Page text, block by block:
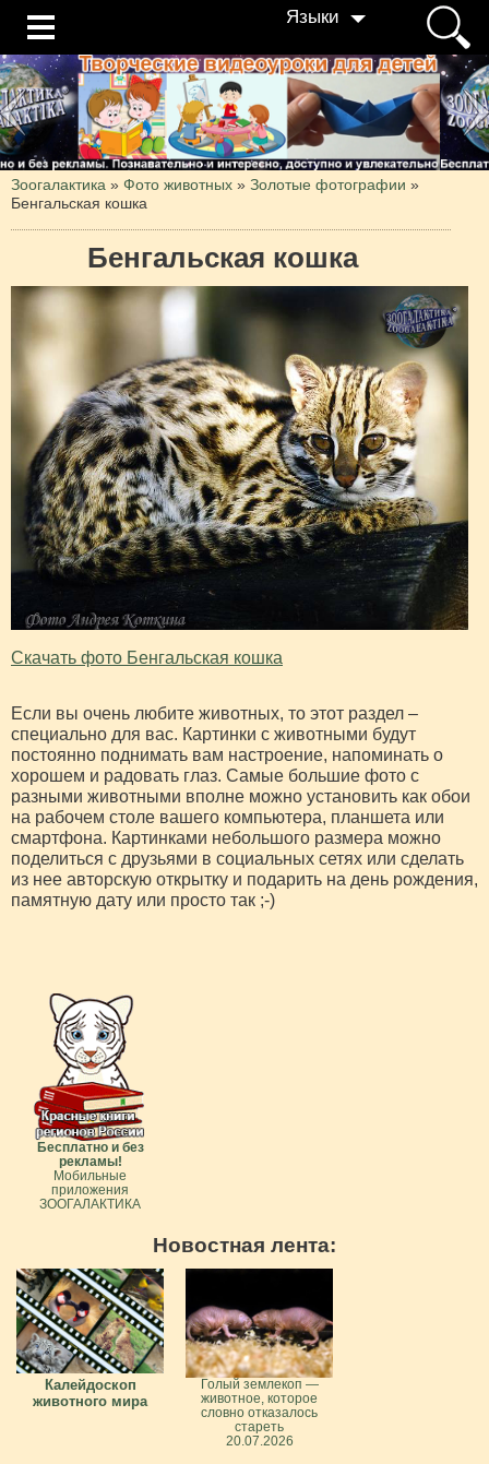
Языки
Зоогалактика » Фото животных » Золотые фотографии »
Бенгальская кошка
Бенгальская кошка
Скачать фото Бенгальская кошка
Если вы очень любите животных, то этот раздел –
специально для вас. Картинки с животными будут
постоянно поднимать вам настроение, напоминать о
хорошем и радовать глаз. Самые большие фото с
разными животными вполне можно установить как обои
на рабочем столе вашего компьютера, планшета или
смартфона. Картинками небольшого размера можно
поделиться с друзьями в социальных сетях или сделать
из нее авторскую открытку и подарить на день рождения,
памятную дату или просто так ;-)
Бесплатно и без
рекламы!
Мобильные
приложения
ЗООГАЛАКТИКА
Новостная лента:
Калейдоскоп
животного мира
Голый землекоп —
животное, которое
словно отказалось
стареть
20.07.2026